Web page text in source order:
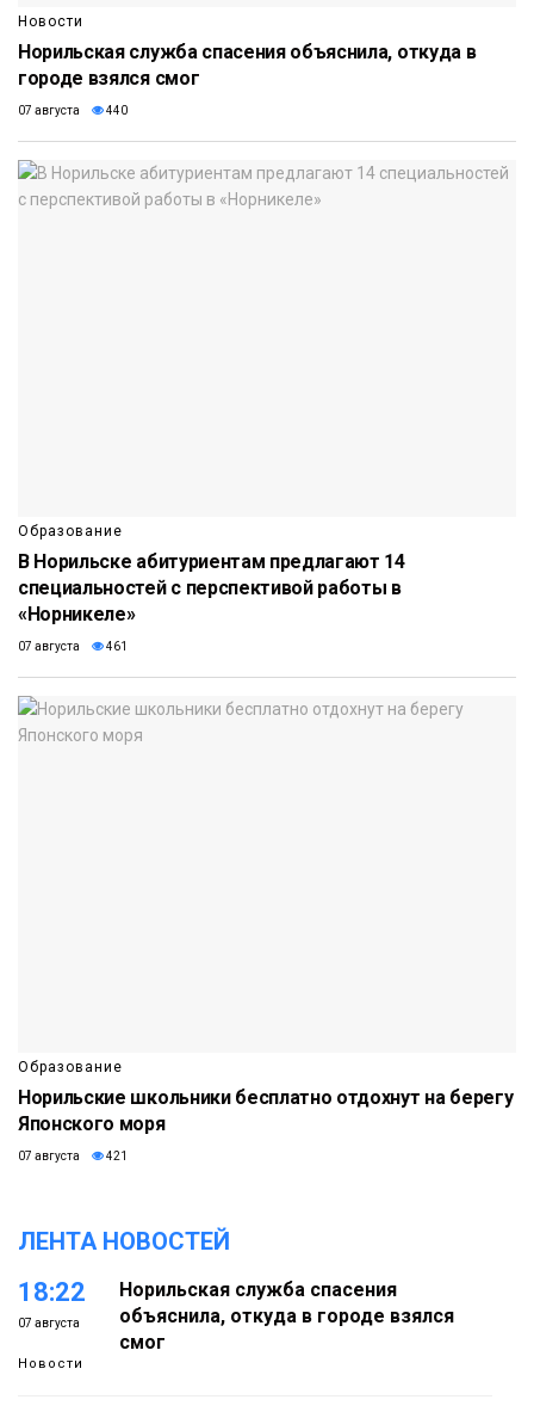
Новости
Норильская служба спасения объяснила, откуда в
городе взялся смог
07 августа 440
Образование
В Норильске абитуриентам предлагают 14
специальностей с перспективой работы в
«Норникеле»
07 августа 461
Образование
Норильские школьники бесплатно отдохнут на берегу
Японского моря
07 августа 421
ЛЕНТА НОВОСТЕЙ
18:22
07 августа
Новости
Норильская служба спасения
объяснила, откуда в городе взялся
смог